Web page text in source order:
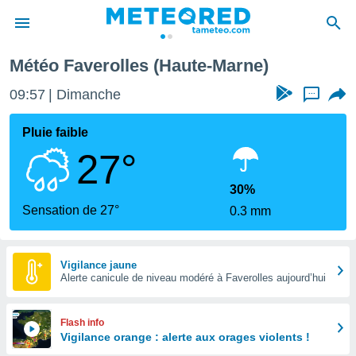
de
par
Météo Faverolles (Haute-Marne)
09:57 Dimanche ...
Pluie faible
27°
Sensation de 27°
30%
0.3 mm
Vigilance jaune
Alerte canicule de niveau modéré à Faverolles aujourd’hui
Flash info
Vigilance orange : alerte aux orages violents !